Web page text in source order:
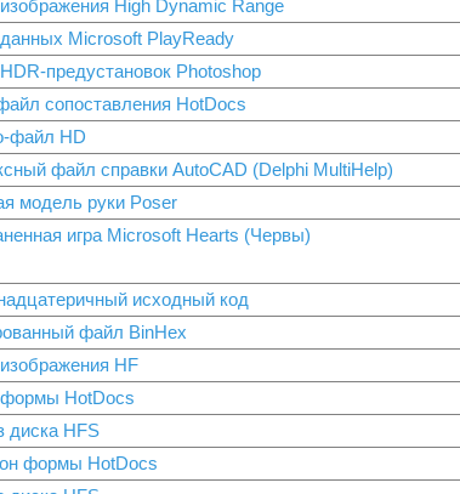
High Dynamic Range
Microsoft PlayReady
предустановок Photoshop
сопоставления HotDocs
файл HD
файл справки AutoCAD (Delphi MultiHelp)
модель руки Poser
игра Microsoft Hearts (Червы)
исходный код
файл BinHex
HF
HotDocs
диска HFS
формы HotDocs